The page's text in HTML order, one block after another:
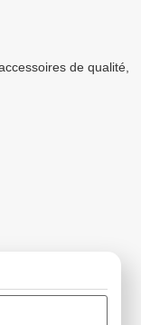
de qualité,